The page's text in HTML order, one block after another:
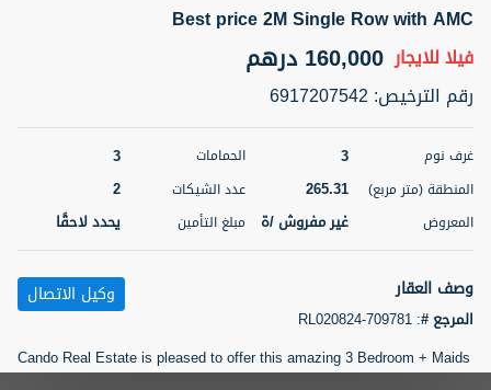
ELBRUS TOWER UNIT 2701 ON RENT
شقةللإيجار 95,000 درهم
3
1
2
مربع)
71.39
المعروض
مفروش/ ة
الشيكات
ABDEMANAF EQBALBHAI KHANBHAI
KHANBHAI EQBALBHAI SIRAJUDDIN
أتصل
الأن
5 أشهر +
Best price 2M Single Row with AMC
فيلاللايجار 160,000 درهم
رقم الترخيص:
6917207542
غرف نوم 3 الحمامات 3
المنطقة (متر مربع) 265.31 عدد الشيكات 2
المعروض غير مفروش /ة مبلغ التأمين يحدد لاحقًا
وصف العقار
المرجع #:
RL020824-709781
وكيل الاتصال
Cando Real Estate is pleased to offer this amazing 3 Bedroom + Maids
Villa in MIRA 2 community of Emaar.
تصفية